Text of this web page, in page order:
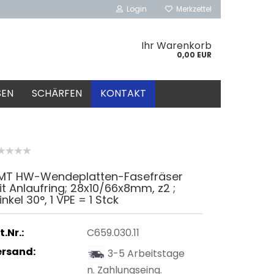
Login Merkzettel
Ihr Warenkorb
0,00 EUR
SCHÄRFEN KONTAKT
HW-Wendeplatten-Fasefräser
Anlaufring; 28x10/66x8mm, z2 ;
30°, 1 VPE = 1 Stck
C659.030.11
3-5 Arbeitstage
n. Zahlungseing.